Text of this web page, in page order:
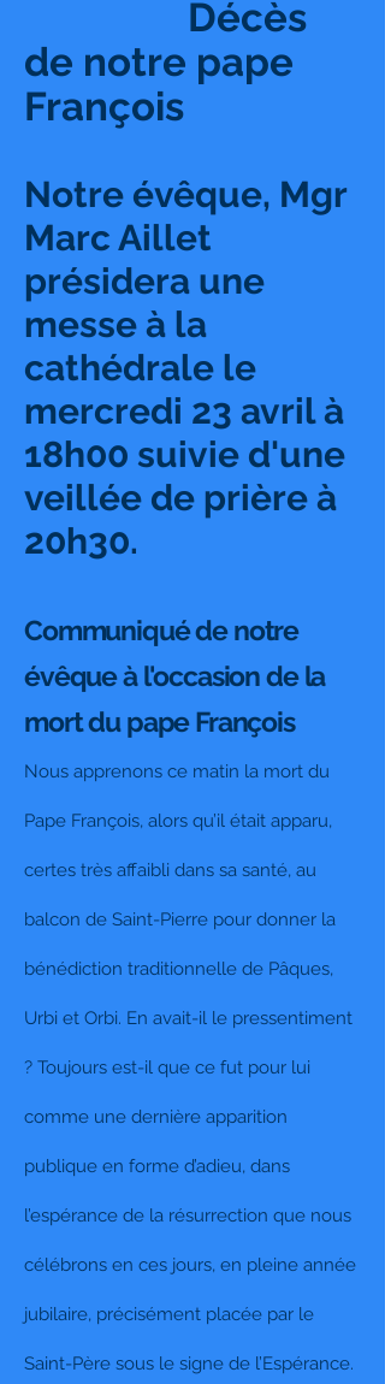
Décès
de notre pape
François
Notre évêque, Mgr
Marc Aillet
présidera une
messe à la
cathédrale le
mercredi 23 avril à
18h00 suivie d'une
veillée de prière à
20h30.
Communiqué de notre
évêque à l'occasion de la
mort du pape François
Nous apprenons ce matin la mort du
Pape François, alors qu’il était apparu,
certes très affaibli dans sa santé, au
balcon de Saint-Pierre pour donner la
bénédiction traditionnelle de Pâques,
Urbi et Orbi. En avait-il le pressentiment
? Toujours est-il que ce fut pour lui
comme une dernière apparition
publique en forme d’adieu, dans
l’espérance de la résurrection que nous
célébrons en ces jours, en pleine année
jubilaire, précisément placée par le
Saint-Père sous le signe de l’Espérance.